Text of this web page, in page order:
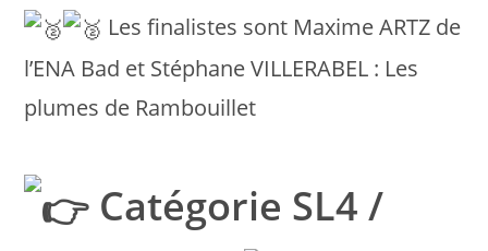
Les finalistes sont Maxime ARTZ de
l’ENA Bad et Stéphane VILLERABEL : Les
plumes de Rambouillet
Catégorie SL4 /